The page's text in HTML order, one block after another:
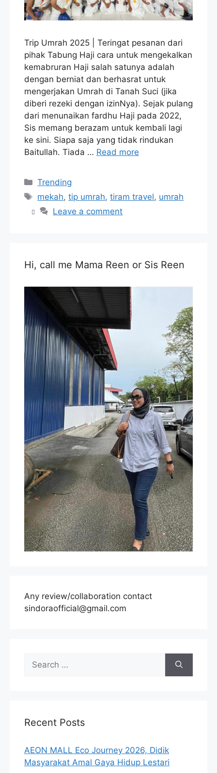
Trip Umrah 2025 | Teringat pesanan dari
pihak Tabung Haji cara untuk mengekalkan
kemabruran Haji salah satunya adalah
dengan berniat dan berhasrat untuk
mengerjakan Umrah di Tanah Suci (jika
diberi rezeki dengan izinNya). Sejak pulang
dari menunaikan fardhu Haji pada 2022,
Sis memang berazam untuk kembali lagi
ke sini. Siapa saja yang tidak rindukan
Baitullah. Tiada … Read more
Categories
Trending
Tags
mekah,tip umrah,tiram travel, umrah
Leave a comment
Hi, call me Mama Reen or Sis Reen
Any review/collaboration contact
sindoraofficial@gmail.com
for:
Recent Posts
AEON MALL Eco Journey 2026, Didik
Masyarakat Amal Gaya Hidup Lestari